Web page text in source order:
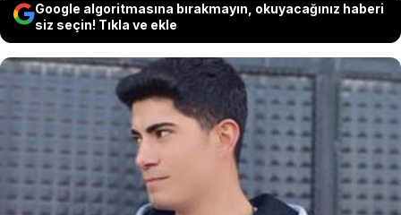
Google algoritmasına bırakmayın, okuyacağınız haberi
siz seçin! Tıkla ve ekle
Konya'da stajyer öğrenci Ulaş Dumlu (17),
gittiği fabrikada arıza gidermek için çıktığı
elektrik direğinden arıtma havuzuna
düşerek hayatını kaybetti.